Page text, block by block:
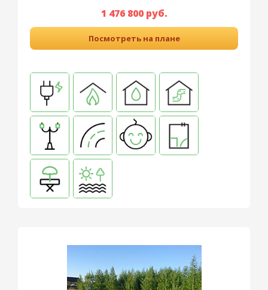
1 476 800 руб.
Посмотреть на плане